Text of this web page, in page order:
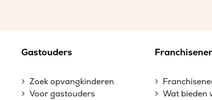
Gastouders
Zoek opvangkinderen
Voor gastouders
Wat bieden